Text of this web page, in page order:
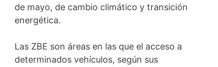
de mayo, de cambio climático y transición
energética.
Las ZBE son áreas en las que el acceso a
determinados vehículos, según sus